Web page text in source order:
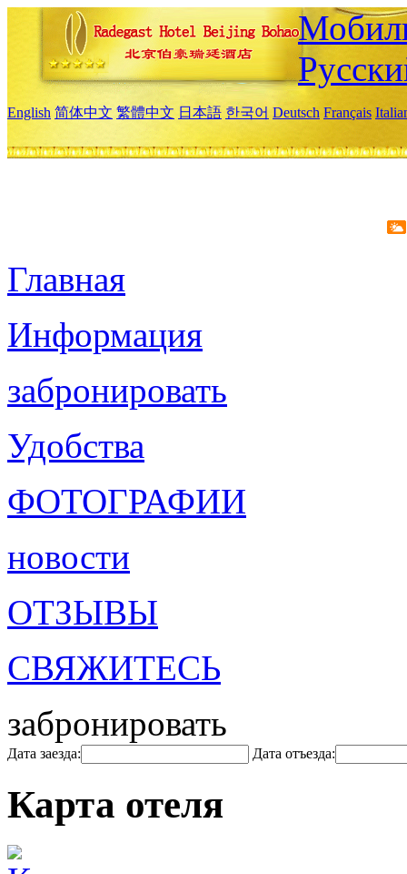
English 简体中文 繁體中文 日本語 한국어 Deutsch Français
Главная
Информация
забронировать
Удобства
ФОТОГРАФИИ
новости
ОТЗЫВЫ
СВЯЖИТЕСЬ
забронировать
Дата заезда: Дата отъезда:
Карта отеля